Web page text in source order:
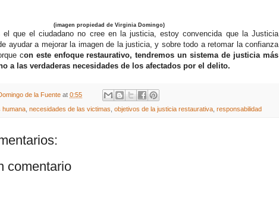
(imagen propiedad de Virginia Domingo)
el que el ciudadano no cree en la justicia, estoy convencida que la Justicia
ayudar a mejorar la imagen de la justicia, y sobre todo a retomar la confianza
con este enfoque restaurativo, tendremos un sistema de justicia más
a las verdaderas necesidades de los afectados por el delito.
de la Fuente at 0:55
humana, necesidades de las victimas, objetivos de la justicia restaurativa, responsabilidad
comentario